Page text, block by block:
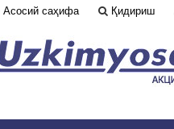
Асосий саҳифа Қидириш